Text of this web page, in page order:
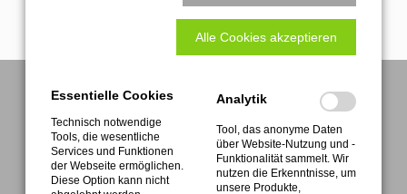
Alle Cookies akzeptieren
Essentielle Cookies
Technisch notwendige
Tools, die wesentliche
Services und Funktionen
der Webseite ermöglichen.
Diese Option kann nicht
Analytik
Tool, das anonyme Daten
über Website-Nutzung und -
Funktionalität sammelt. Wir
nutzen die Erkenntnisse, um
unsere Produkte,